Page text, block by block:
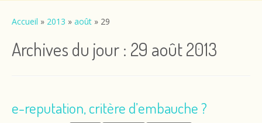
contenu
Accueil » 2013 » août » 29
Archives du jour : 29 août 2013
e-reputation, critère d’embauche ?